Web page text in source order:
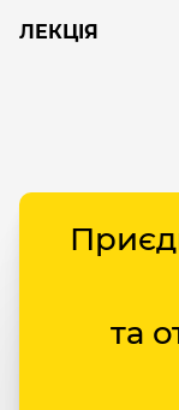
ЛЕКЦІЯ
та